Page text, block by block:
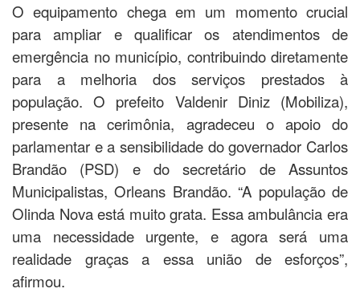
O equipamento chega em um momento crucial
para ampliar e qualificar os atendimentos de
emergência no município, contribuindo diretamente
para a melhoria dos serviços prestados à
população. O prefeito Valdenir Diniz (Mobiliza),
presente na cerimônia, agradeceu o apoio do
parlamentar e a sensibilidade do governador Carlos
Brandão (PSD) e do secretário de Assuntos
Municipalistas, Orleans Brandão. “A população de
Olinda Nova está muito grata. Essa ambulância era
uma necessidade urgente, e agora será uma
realidade graças a essa união de esforços”,
afirmou.